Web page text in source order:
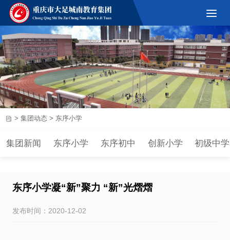
集团新闻 东序小学 东序初中 创新小学 初级中学
> 集团动态> 东序小学
东序小学凝“新”聚力 “新”光熠熠
发布时间：2020-12-02